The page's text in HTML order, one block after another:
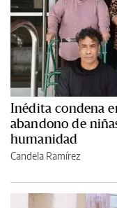
Inédita condena
abandono de
humanidad
Candela Ramírez